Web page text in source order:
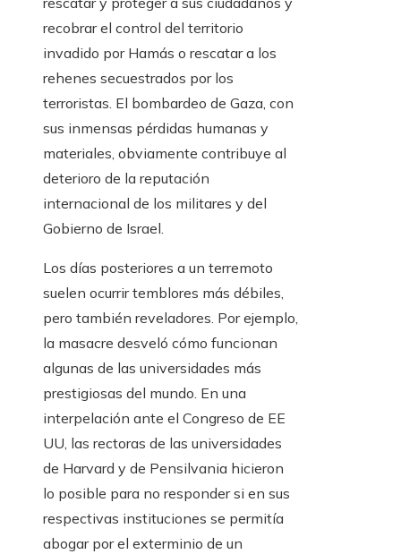
recobrar el control del territorio
invadido por Hamás o rescatar a los
rehenes secuestrados por los
terroristas. El bombardeo de Gaza, con
sus inmensas pérdidas humanas y
materiales, obviamente contribuye al
deterioro de la reputación
internacional de los militares y del
Gobierno de Israel.
Los días posteriores a un terremoto
suelen ocurrir temblores más débiles,
pero también reveladores. Por ejemplo,
la masacre desveló cómo funcionan
algunas de las universidades más
prestigiosas del mundo. En una
interpelación ante el Congreso de EE
UU, las rectoras de las universidades
de Harvard y de Pensilvania hicieron
lo posible para no responder si en sus
respectivas instituciones se permitía
abogar por el exterminio de un